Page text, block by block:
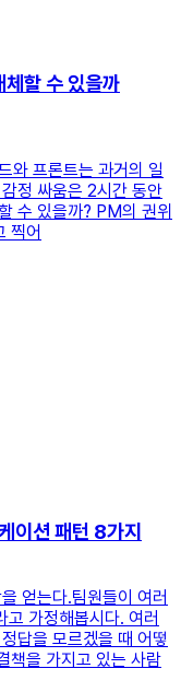
할 수 있을까
와 프론트는 과거의 일
정 싸움은 2시간 동안
수 있을까? PM의 권위
찍어
이션 패턴 8가지
얻는다.팀원들이 여러
가정해봅시다. 여러
답을 모르겠을 때 어떻
책을 가지고 있는 사람